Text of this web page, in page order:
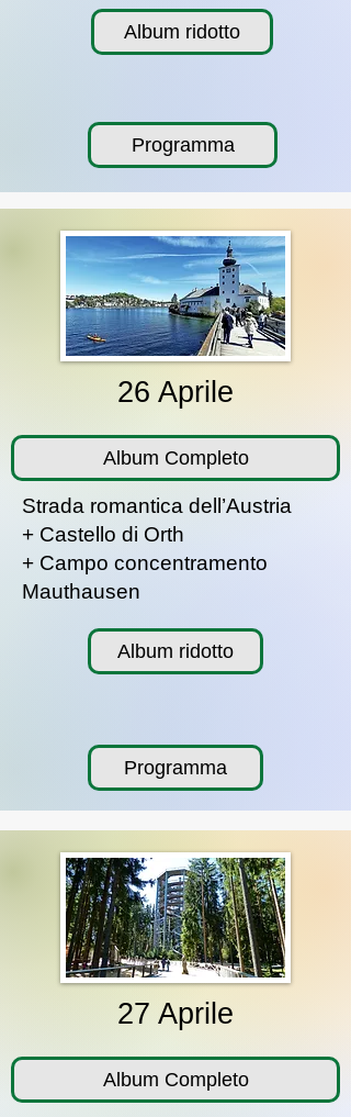
Album ridotto
Programma
26 Aprile
Album Completo
Strada romantica dell’Austria
+ Castello di Orth
+ Campo concentramento
Mauthausen
Album ridotto
Programma
27 Aprile
Album Completo